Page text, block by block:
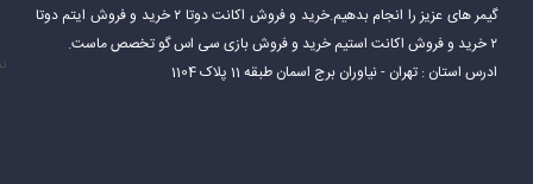
موفقیت در بازی تقویت کنند.
گیمر های عزیز را انجام بدهیم.خرید و فروش اکانت دوتا ۲ خرید و فروش ایتم دوتا
۲ خرید و فروش اکانت استیم خرید و فروش بازی سی اس گو تخصص ماست.
ادرس استان : تهران - نیاوران برج اسمان طبقه 11 پلاک 1104